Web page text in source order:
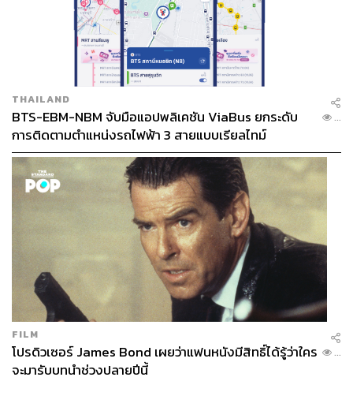
THAILAND
BTS-EBM-NBM จับมือแอปพลิเคชัน ViaBus ยกระดับ
การติดตามตำแหน่งรถไฟฟ้า 3 สายแบบเรียลไทม์
...
FILM
โปรดิวเซอร์ James Bond เผยว่าแฟนหนังมีสิทธิ์ได้รู้ว่าใคร
จะมารับบทนำช่วงปลายปีนี้
...